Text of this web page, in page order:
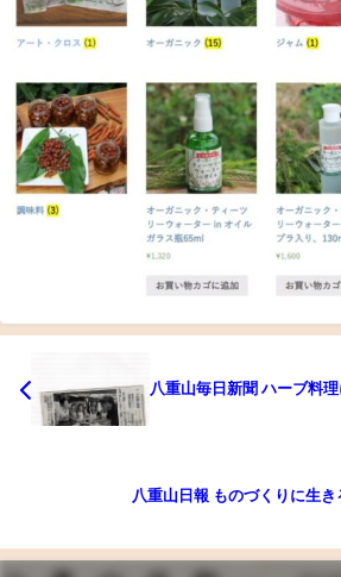
八重山毎日新聞 ハーブ料
八重山日報 ものづくりに生き